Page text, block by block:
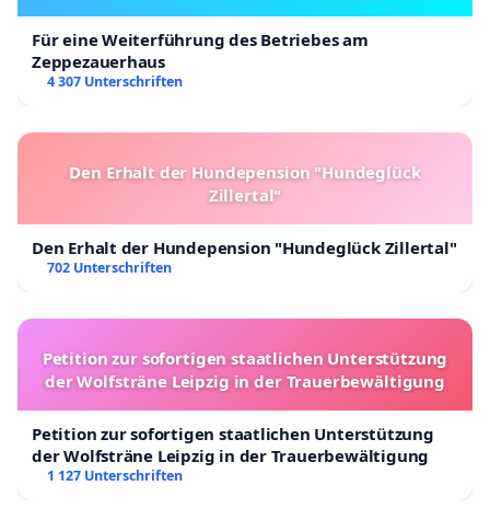
Für eine Weiterführung des Betriebes am
Zeppezauerhaus
4 307 Unterschriften
Den Erhalt der Hundepension "Hundeglück
Zillertal"
Den Erhalt der Hundepension "Hundeglück Zillertal"
702 Unterschriften
Petition zur sofortigen staatlichen Unterstützung
der Wolfsträne Leipzig in der Trauerbewältigung
Petition zur sofortigen staatlichen Unterstützung
der Wolfsträne Leipzig in der Trauerbewältigung
1 127 Unterschriften